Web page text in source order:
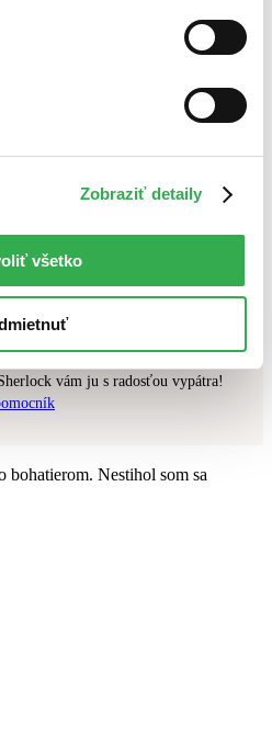
Zobraziť detaily
všetko
zadaným podmienkam.
výraz.
knihu?
vám ju s radosťou vypátra!
bohatierom. Nestihol som sa